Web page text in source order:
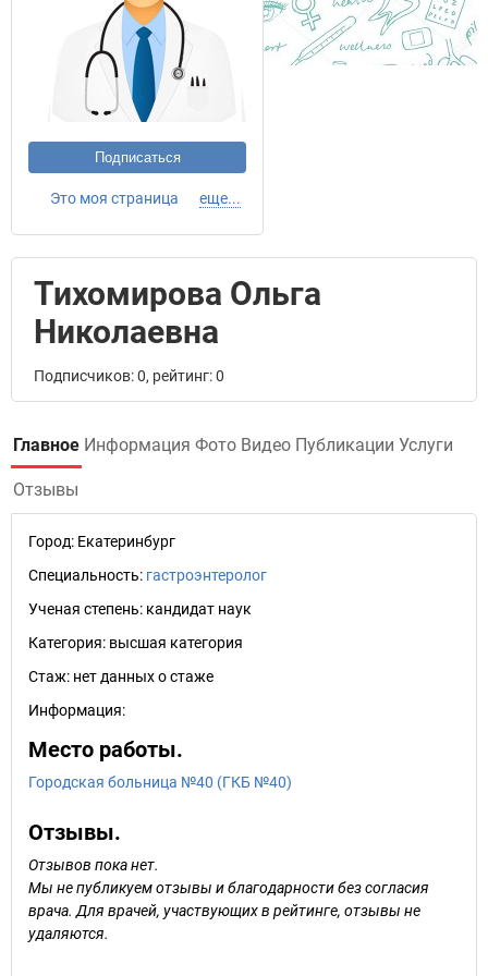
Подписаться
Это моя страница еще...
Тихомирова Ольга
Николаевна
Подписчиков: 0, рейтинг: 0
Главное Информация Фото Видео Публикации Услуги
Отзывы
Город: Екатеринбург
Специальность: гастроэнтеролог
Ученая степень: кандидат наук
Категория: высшая категория
Стаж: нет данных о стаже
Информация:
Место работы.
Городская больница №40 (ГКБ №40)
Отзывы.
Отзывов пока нет.
Мы не публикуем отзывы и благодарности без согласия
врача. Для врачей, участвующих в рейтинге, отзывы не
удаляются.